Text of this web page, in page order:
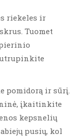
riekeles ir
Tuomet
pomidorą ir sūrį.
įkaitinkite
kepsnelių
pusių, kol